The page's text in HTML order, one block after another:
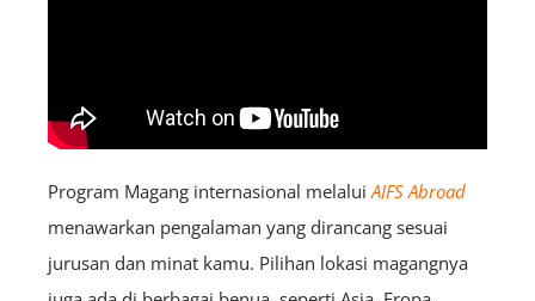
Program Magang internasional melaluiAIFS Abroad
menawarkan pengalaman yang dirancang sesuai
jurusan dan minat kamu. Pilihan lokasi magangnya